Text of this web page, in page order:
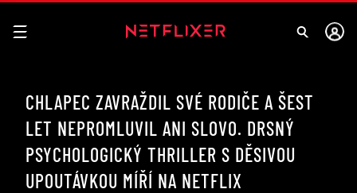
CHLAPEC ZAVRAŽDIL SVÉ RODIČE A ŠEST
LET NEPROMLUVIL ANI SLOVO. DRSNÝ
PSYCHOLOGICKÝ THRILLER S DĚSIVOU
UPOUTÁVKOU MÍŘÍ NA NETFLIX